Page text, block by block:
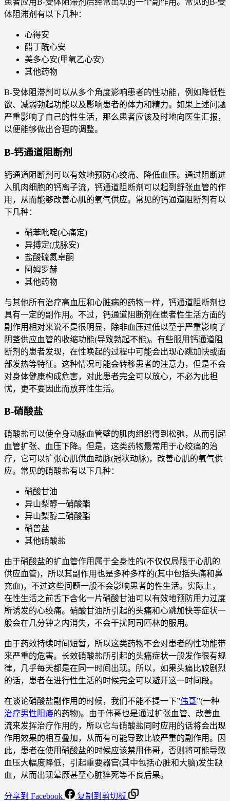
患者应用B-受体阻滞剂后经常出现的一个副作用。常见的B-受
体阻滞剂有以下几种：
心得安
醋丁酰心安
美多心安(甲氧乙心安)
其他药物
B-受体阻滞剂可以从多个角度影响患者的性功能，例如降低性
欲、减弱勃起功能以及影响患者的体力和精力。如果上述问题
严重影响了自己的性生活，那么患者应该及时地向医生汇报，
以便能够做出合理的调整。
B-钙通道阻断剂
钙通道阻断剂可以有效地预防心绞痛、降低血压。通过阻断进
入肌肉细胞的钙离子流，钙通道阻断剂可以起到舒张血管的作
用，从而能够改善心肌的氧气供应。常见的钙通道阻断剂有以
下几种：
硝苯吡啶(心痛定)
异搏定(戊脉安)
盐酸硫氮卓酮
阿姆罗赫
其他药物
与其他所有治疗高血压和心脏病的药物一样，钙通道阻断剂也
具有一定的副作用。不过，钙通道阻断剂在患者性生活方面的
副作用相对来说不是很明显，除非血压过低以至于严重影响了
阴茎供应血管的收缩功能(导致勃起不能)。有些服用钙通道阻
断剂的患者发现，在性唤起的过程中可能会出现心跳加快或面
部发热等特征。这种情况可能会转移患者的注意力，但是不会
对身体健康构成危害，对此患者完全可以放心，不必为此担
忧，更不要因此而放弃性生活。
B-硝酸盐
硝酸盐可以使全身动脉血管壁的肌肉组织得到松弛，从而引起
血管扩张、血压下降。但是，这类药物最常用于心绞痛的治
疗，它可以扩张心肌供血动脉(冠状动脉)，改善心肌的氧气供
应。常见的硝酸盐有以下几种：
硝酸甘油
异山梨醇一硝酸酯
异山梨醇二硝酸酯
硝普盐
其他硝酸盐
由于硝酸盐的扩血管作用属于全身性的(不仅仅局限于心肌的
供应血管)，所以其副作用也是多种多样的(其中包括头痛和鼻
充血)，不过这些问题一般不会影响患者的性生活。实际上，
在性生活之前舌下含化一片硝酸甘油可以有效地预防用力过度
所诱发的心绞痛。硝酸甘油所引起的头痛和心跳加快等症状一
般会在几分钟之内消失，不会干扰阿司匹林的服用。
由于药效持续时间短暂，所以这类药物不会对患者的性功能带
来严重的危害。长效硝酸盐所引起的头痛症状一般发作很有规
律，几乎每天都是在同一时间出现。所以，如果头痛比较剧烈
的话，患者在进行性生活的时候完全可以避开这一时间段。
在谈论硝酸盐副作用的时候，我们不能不提一下”伟哥”(一种
治疗男性阳痿的药物)。由于伟哥也是通过扩张血管、改善血
流来发挥治疗作用的，所以它与硝酸盐同时应用的话将会出现
作用效果的相互叠加，从而有可能导致比较严重的副作用。因
此，患者在使用硝酸盐的时候应该禁用伟哥，否则将可能导致
血压大幅度降低，引起重要器官(其中包括心脏和大脑)发生缺
血，从而出现晕厥甚至心脏猝死等不良后果。
分享到 Facebook 复制到剪切板